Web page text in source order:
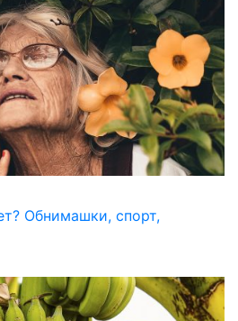
Обнимашки, спорт,